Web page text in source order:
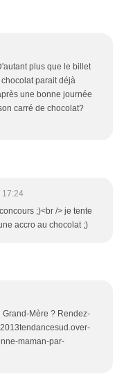
plus que le billet
parait déjà
une bonne journée
carré de chocolat?
17:24
;)<br /> je tente
accro au chocolat ;)
Grand-Mère ? Rendez-
maman-par-